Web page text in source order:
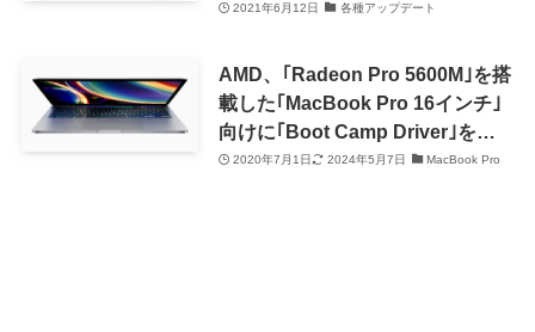
2021年6月12日 各種アップデート
AMD、｢Radeon Pro 5600M｣を搭
載した｢MacBook Pro 16インチ｣
向けに｢Boot Camp Driver｣をリ
リース
2020年7月1日 2024年5月7日 MacBook Pro